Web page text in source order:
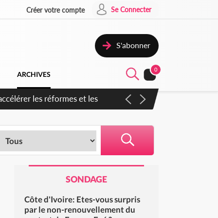
Créer votre compte Se Connecter
S'abonner
ARCHIVES
0
inspirer pour accélérer le
SONDAGE
Côte d'Ivoire: Etes-vous surpris
par le non-renouvellement du